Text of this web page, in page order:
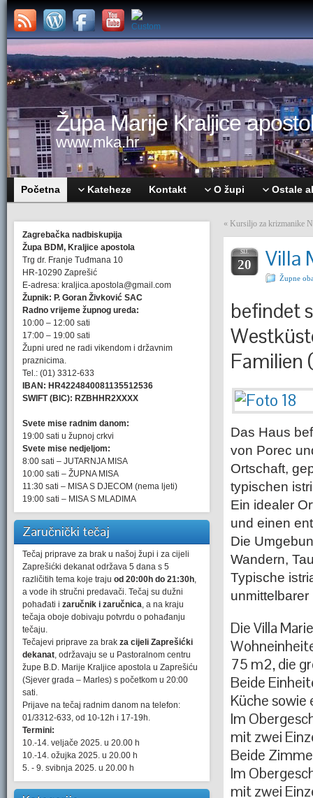
Župa Marije Kraljice
www.mka.hr
Početna Kateheze Kontakt O župi Ostale
Zagrebačka nadbiskupija
Župa BDM, Kraljice apostola
Trg dr. Franje Tuđmana 10
HR-10290 Zaprešić
E-adresa: kraljica.apostola@gmail.com
Župnik: P. Goran Živković SAC
Radno vrijeme župnog ureda:
10:00 – 12:00 sati
17:00 – 19:00 sati
Župni ured ne radi vikendom i državnim
praznicima.
Tel.: (01) 3312-633
IBAN: HR4224840081135512536
SWIFT (BIC): RZBHHR2XXXX
Svete mise radnim danom:
19:00 sati u župnoj crkvi
Svete mise nedjeljom:
8:00 sati – JUTARNJA MISA
10:00 sati – ŽUPNA MISA
11:30 sati – MISA S DJECOM (nema ljeti)
19:00 sati – MISA S MLADIMA
Zaručnički tečaj
Tečaj priprave za brak u našoj župi i za cijeli
Zaprešićki dekanat održava 5 dana s 5
različitih tema koje traju od 20:00h do 21:30h,
a vode ih stručni predavači. Tečaj su dužni
pohađati i zaručnik i zaručnica, a na kraju
tečaja oboje dobivaju potvrdu o pohađanju
tečaju.
Tečajevi priprave za brak za cijeli Zaprešićki
dekanat, održavaju se u Pastoralnom centru
župe B.D. Marije Kraljice apostola u Zaprešiću
(Sjever grada – Marles) s početkom u 20:00
sati.
Prijave na tečaj radnim danom na telefon:
01/3312-633, od 10-12h i 17-19h.
Termini:
10.-14. veljače 2025. u 20.00 h
10.-14. ožujka 2025. u 20.00 h
5. - 9. svibnja 2025. u 20.00 h
« Kursiljo za krizmanike
SIJ.
20 Villa
Župne
befindet
Familien
Das Haus
von Porec
Ortschaft,
typischen
Ein idealer
und einen
Die
Wandern,
Typische
Die Villa
75 m2, die
Beide
Küche sowie
Im
mit zwei
Beide
Im
mit zwei